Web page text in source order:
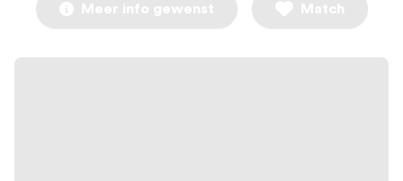
Meer info gewenst Match